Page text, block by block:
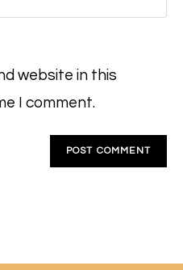
website in this
I comment.